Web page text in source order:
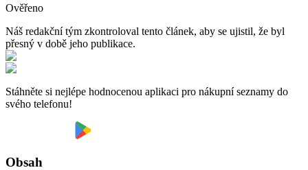
Ověřeno
Náš redakční tým zkontroloval tento článek, aby se ujistil, že byl
přesný v době jeho publikace.
Stáhněte si nejlépe hodnocenou aplikaci pro nákupní seznamy do
svého telefonu!
Obsah